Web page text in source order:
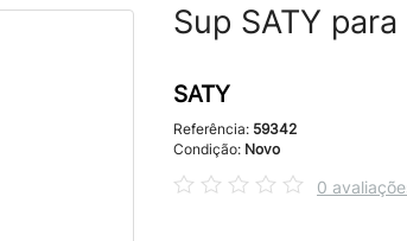
Sup SATY
SATY
Referência: 59342
Condição: Novo
0